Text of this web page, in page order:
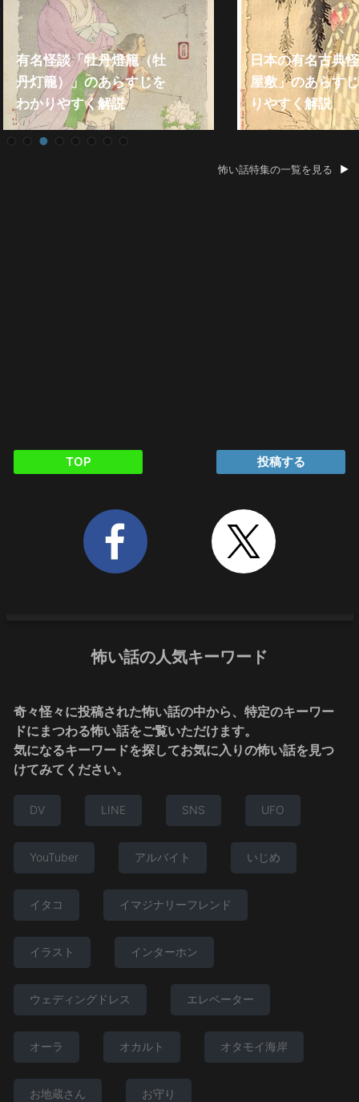
有名怪談「牡丹燈籠（牡
丹灯籠）」のあらすじを
わかりやすく解説
日本の有名古典
屋敷」のあらす
りやすく解説
怖い話特集の一覧を見る
TOP 投稿する
怖い話の人気キーワード
奇々怪々に投稿された怖い話の中から、特定のキーワー
ドにまつわる怖い話をご覧いただけます。
気になるキーワードを探してお気に入りの怖い話を見つ
けてみてください。
DV LINE SNS UFO
YouTuber アルバイト いじめ
イタコ イマジナリーフレンド
イラスト インターホン
ウェディングドレス エレベーター
オーラ オカルト オタモイ海岸
お地蔵さん お守り